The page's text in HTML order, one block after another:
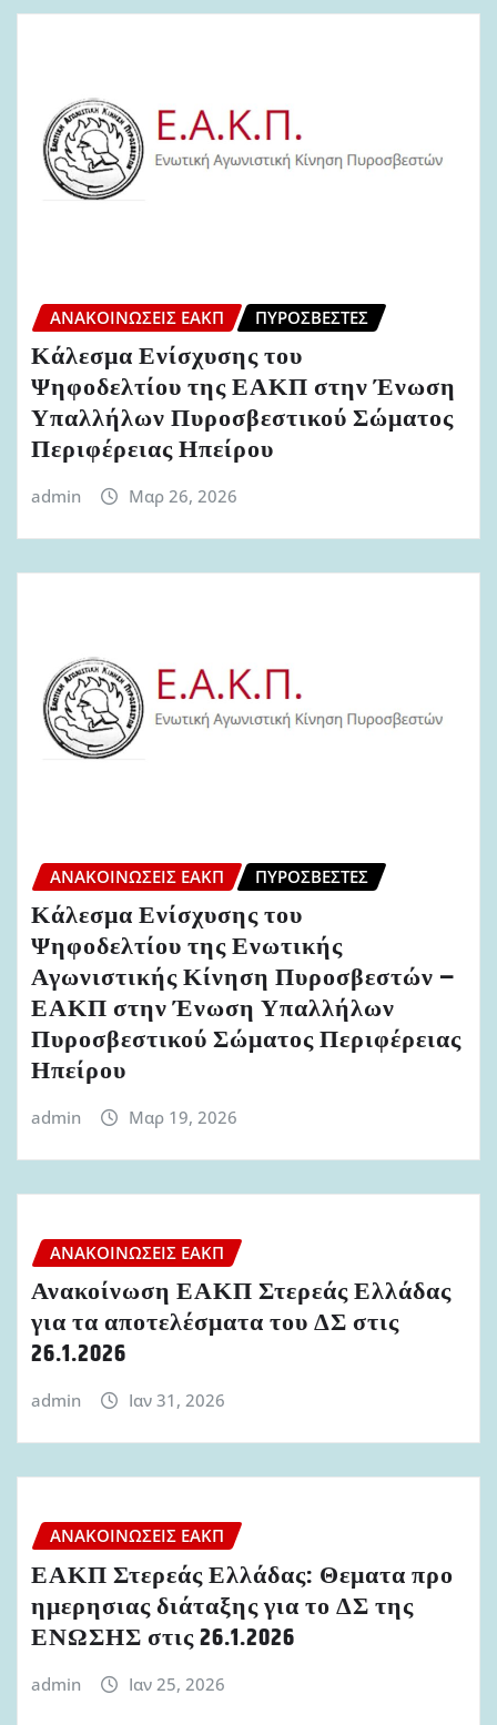
ΑΝΑΚΟΙΝΏΣΕΙΣ ΕΑΚΠ ΠΥΡΟΣΒΈΣΤΕΣ
Κάλεσμα Ενίσχυσης του
Ψηφοδελτίου της ΕΑΚΠ στην Ένωση
Υπαλλήλων Πυροσβεστικού Σώματος
Περιφέρειας Ηπείρου
admin Μαρ 26, 2026
ΑΝΑΚΟΙΝΏΣΕΙΣ ΕΑΚΠ ΠΥΡΟΣΒΈΣΤΕΣ
Κάλεσμα Ενίσχυσης του
Ψηφοδελτίου της Ενωτικής
Αγωνιστικής Κίνηση Πυροσβεστών –
ΕΑΚΠ στην Ένωση Υπαλλήλων
Πυροσβεστικού Σώματος Περιφέρειας
Ηπείρου
admin Μαρ 19, 2026
ΑΝΑΚΟΙΝΏΣΕΙΣ ΕΑΚΠ
Ανακοίνωση ΕΑΚΠ Στερεάς Ελλάδας
για τα αποτελέσματα του ΔΣ στις
26.1.2026
admin Ιαν 31, 2026
ΑΝΑΚΟΙΝΏΣΕΙΣ ΕΑΚΠ
ΕΑΚΠ Στερεάς Ελλάδας: Θεματα προ
ημερησιας διάταξης για το ΔΣ της
ΕΝΩΣΗΣ στις 26.1.2026
admin Ιαν 25, 2026